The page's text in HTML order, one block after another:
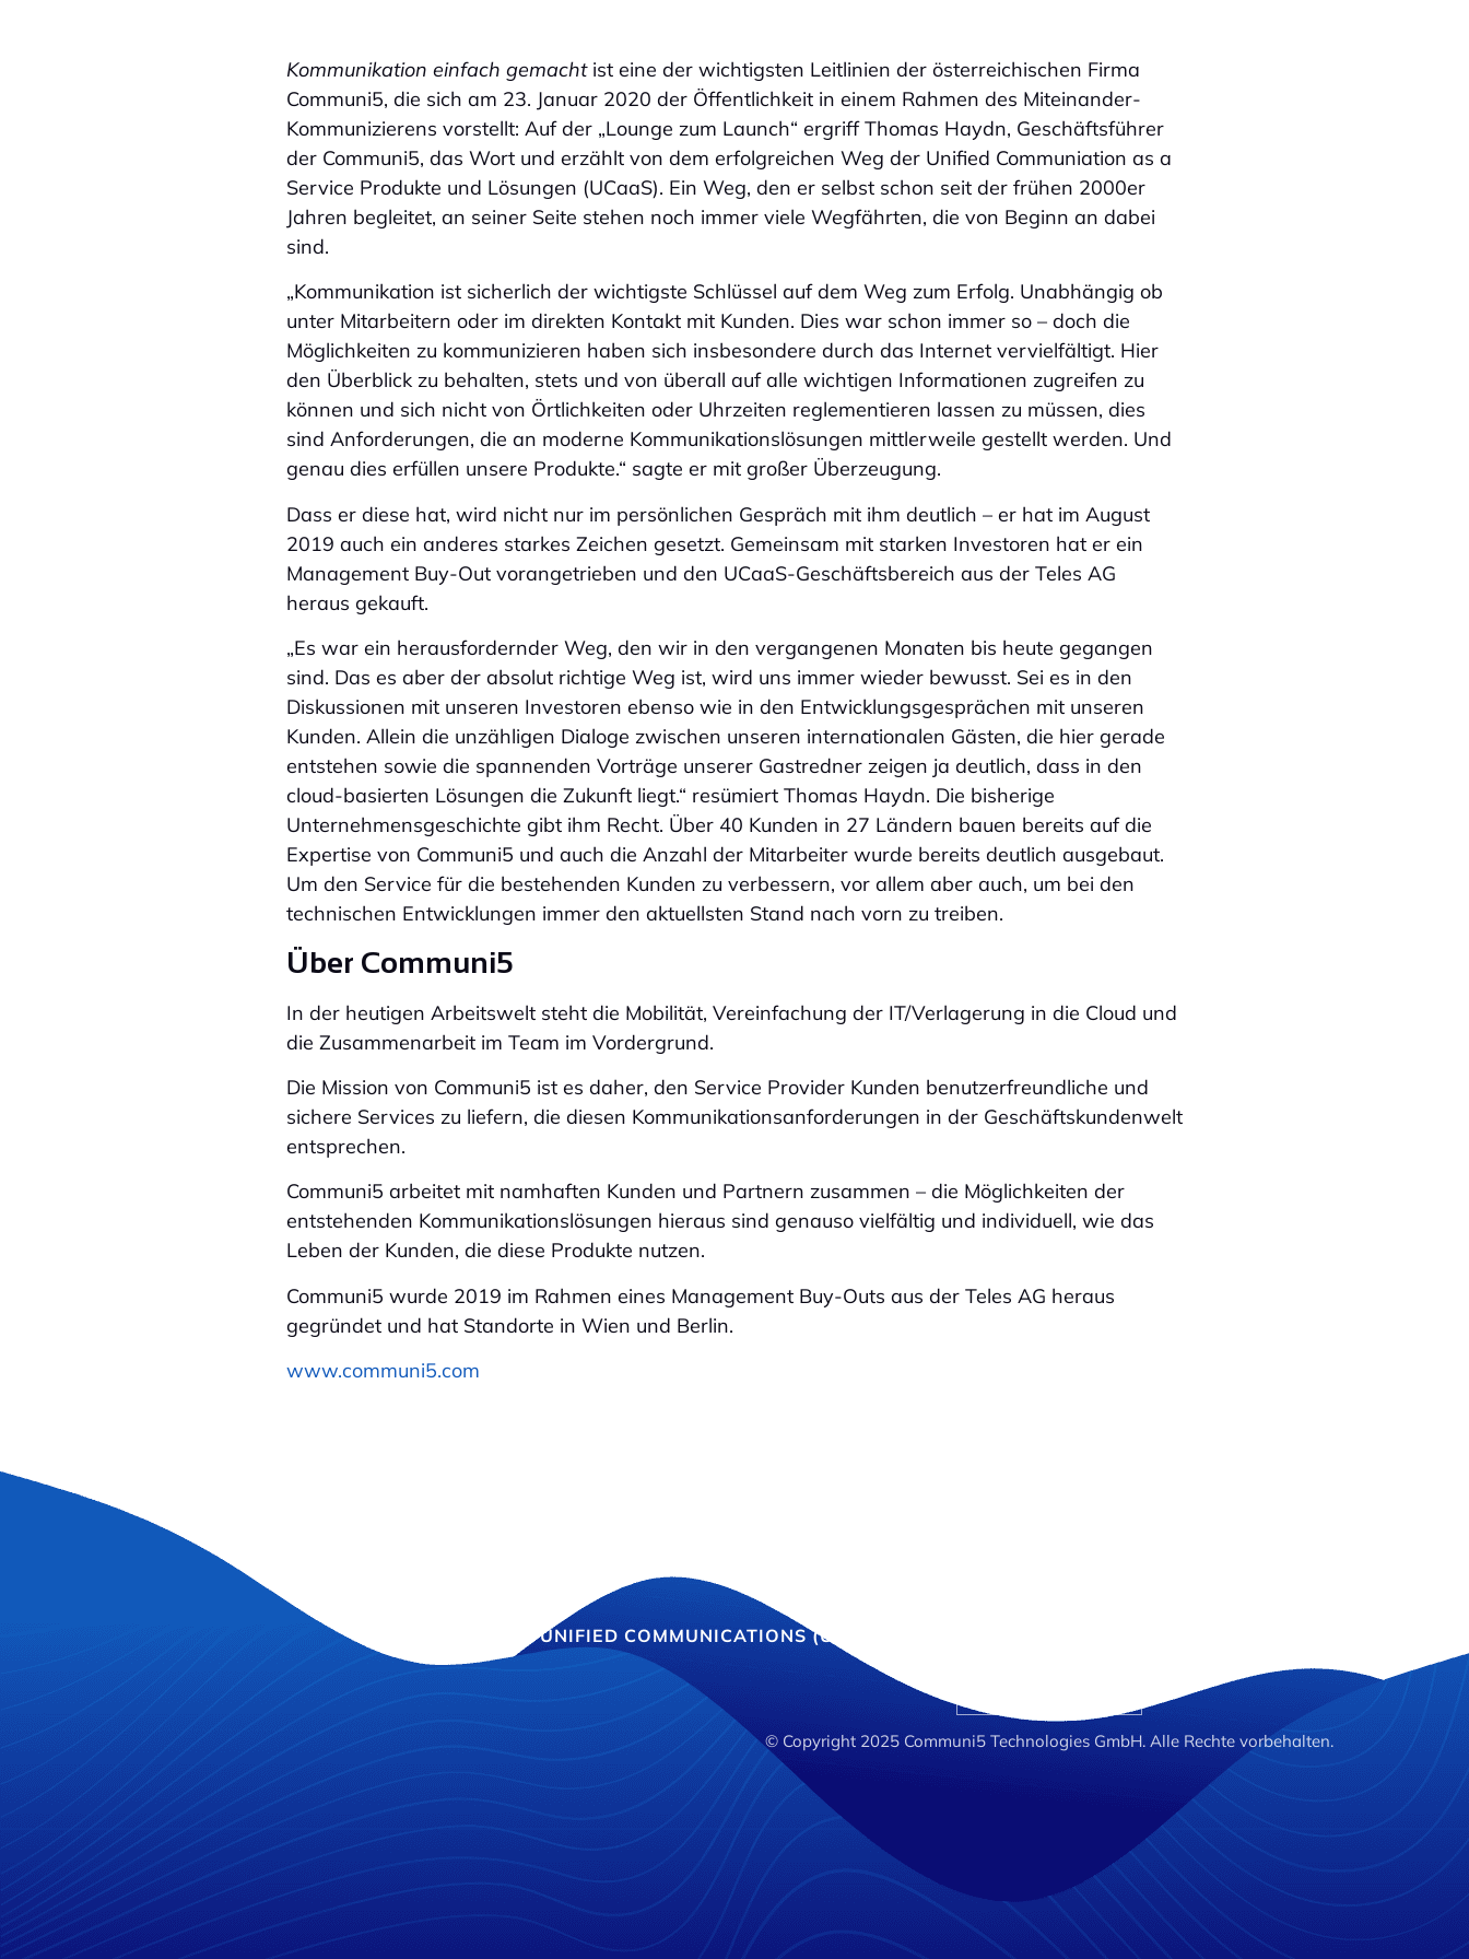
Kommunikation einfach gemachtist eine der wichtigsten Leitlinien der österreichischen Firma
Communi5, die sich am 23. Januar 2020 der Öffentlichkeit in einem Rahmen des Miteinander-
Kommunizierens vorstellt: Auf der „Lounge zum Launch“ ergriff Thomas Haydn, Geschäftsführer
der Communi5, das Wort und erzählt von dem erfolgreichen Weg der Unified Communiation as a
Service Produkte und Lösungen (UCaaS). Ein Weg, den er selbst schon seit der frühen 2000er
Jahren begleitet, an seiner Seite stehen noch immer viele Wegfährten, die von Beginn an dabei
sind.
„Kommunikation ist sicherlich der wichtigste Schlüssel auf dem Weg zum Erfolg. Unabhängig ob
unter Mitarbeitern oder im direkten Kontakt mit Kunden. Dies war schon immer so – doch die
Möglichkeiten zu kommunizieren haben sich insbesondere durch das Internet vervielfältigt. Hier
den Überblick zu behalten, stets und von überall auf alle wichtigen Informationen zugreifen zu
können und sich nicht von Örtlichkeiten oder Uhrzeiten reglementieren lassen zu müssen, dies
sind Anforderungen, die an moderne Kommunikationslösungen mittlerweile gestellt werden. Und
genau dies erfüllen unsere Produkte.“ sagte er mit großer Überzeugung.
Dass er diese hat, wird nicht nur im persönlichen Gespräch mit ihm deutlich – er hat im August
2019 auch ein anderes starkes Zeichen gesetzt. Gemeinsam mit starken Investoren hat er ein
Management Buy-Out vorangetrieben und den UCaaS-Geschäftsbereich aus der Teles AG
heraus gekauft.
„Es war ein herausfordernder Weg, den wir in den vergangenen Monaten bis heute gegangen
sind. Das es aber der absolut richtige Weg ist, wird uns immer wieder bewusst. Sei es in den
Diskussionen mit unseren Investoren ebenso wie in den Entwicklungsgesprächen mit unseren
Kunden. Allein die unzähligen Dialoge zwischen unseren internationalen Gästen, die hier gerade
entstehen sowie die spannenden Vorträge unserer Gastredner zeigen ja deutlich, dass in den
cloud-basierten Lösungen die Zukunft liegt.“ resümiert Thomas Haydn. Die bisherige
Unternehmensgeschichte gibt ihm Recht. Über 40 Kunden in 27 Ländern bauen bereits auf die
Expertise von Communi5 und auch die Anzahl der Mitarbeiter wurde bereits deutlich ausgebaut.
Um den Service für die bestehenden Kunden zu verbessern, vor allem aber auch, um bei den
technischen Entwicklungen immer den aktuellsten Stand nach vorn zu treiben.
Über Communi5
In der heutigen Arbeitswelt steht die Mobilität, Vereinfachung der IT/Verlagerung in die Cloud und
die Zusammenarbeit im Team im Vordergrund.
Die Mission von Communi5 ist es daher, den Service Provider Kunden benutzerfreundliche und
sichere Services zu liefern, die diesen Kommunikationsanforderungen in der Geschäftskundenwelt
entsprechen.
Communi5 arbeitet mit namhaften Kunden und Partnern zusammen – die Möglichkeiten der
entstehenden Kommunikationslösungen hieraus sind genauso vielfältig und individuell, wie das
Leben der Kunden, die diese Produkte nutzen.
Communi5 wurde 2019 im Rahmen eines Management Buy-Outs aus der Teles AG heraus
gegründet und hat Standorte in Wien und Berlin.
www.communi5.com
UNIFIED COMMUNICATIONS (UCAAS)
© Copyright 2025 Communi5 Technologies GmbH. Alle Rechte vorbehalten.